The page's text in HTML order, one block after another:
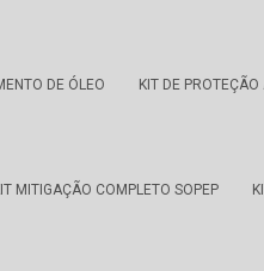
DE ÓLEO KIT DE
MITIGAÇÃO COMPLETO SOPEP